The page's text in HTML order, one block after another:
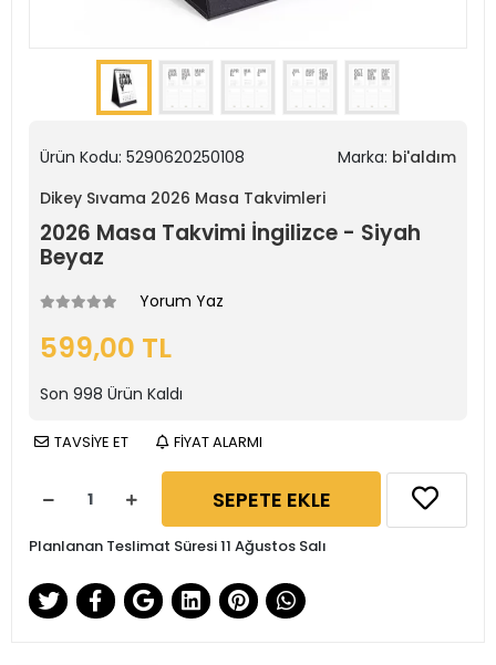
Ürün Kodu: 5290620250108 Marka: bi'aldım
Dikey Sıvama 2026 Masa Takvimleri
2026 Masa Takvimi İngilizce - Siyah
Beyaz
Yorum Yaz
599,00 TL
Son 998 Ürün Kaldı
TAVSİYE ET FİYAT ALARMI
SEPETE EKLE
Planlanan Teslimat Süresi 11 Ağustos Salı